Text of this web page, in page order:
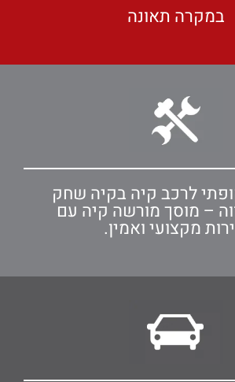
במקרה תאונה
לרכב קיה בקיה שחק
– מוסך מורשה קיה עם
מקצועי ואמין.